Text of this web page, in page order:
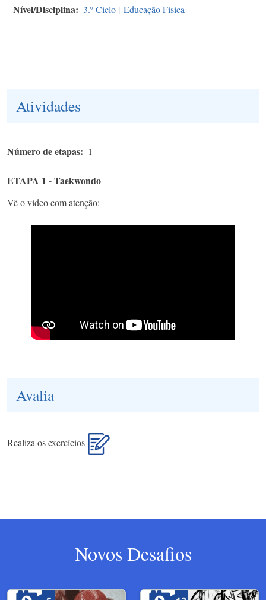
Nível/Disciplina 3.º Ciclo | Educação Física
Atividades
Número de etapas 1
ETAPA 1 - Taekwondo
Vê o vídeo com atenção:
Avalia
Realiza os exercícios
Novos Desafios